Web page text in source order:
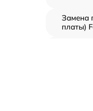
Замена
платы)